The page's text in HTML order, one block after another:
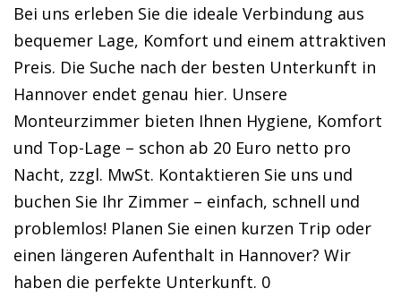
Bei uns erleben Sie die ideale Verbindung aus
bequemer Lage, Komfort und einem attraktiven
Preis. Die Suche nach der besten Unterkunft in
Hannover endet genau hier. Unsere
Monteurzimmer bieten Ihnen Hygiene, Komfort
und Top-Lage – schon ab 20 Euro netto pro
Nacht, zzgl. MwSt. Kontaktieren Sie uns und
buchen Sie Ihr Zimmer – einfach, schnell und
problemlos! Planen Sie einen kurzen Trip oder
einen längeren Aufenthalt in Hannover? Wir
haben die perfekte Unterkunft. 0